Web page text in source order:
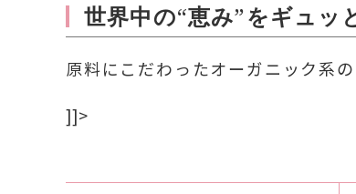
世界中の“恵み”をギュ
原料にこだわったオーガニック系
]]>